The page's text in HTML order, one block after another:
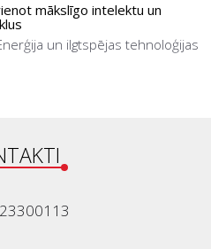
mākslīgo intelektu un
un ilgtspējas tehnoloģijas